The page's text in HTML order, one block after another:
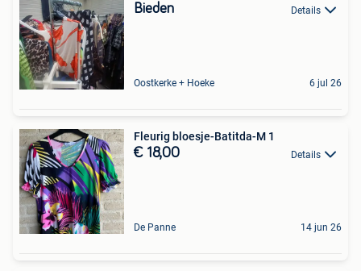
Bieden Details
Oostkerke + Hoeke 6 jul 26
Fleurig bloesje-Batitda-M 1
€ 18,00 Details
De Panne 14 jun 26